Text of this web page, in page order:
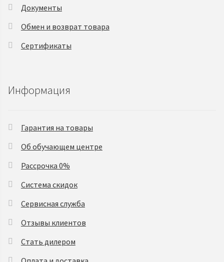
Документы
Обмен и возврат товара
Сертификаты
Информация
Гарантия на товары
Об обучающем центре
Рассрочка 0%
Система скидок
Сервисная служба
Отзывы клиентов
Стать дилером